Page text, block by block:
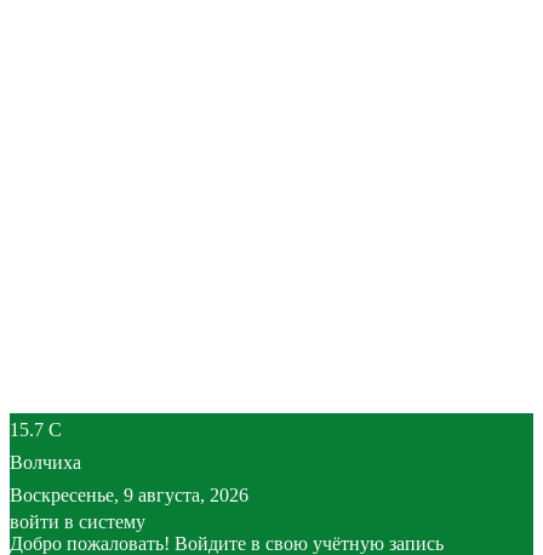
15.7 C
Волчиха
Воскресенье, 9 августа, 2026
войти в систему
Добро пожаловать! Войдите в свою учётную запись